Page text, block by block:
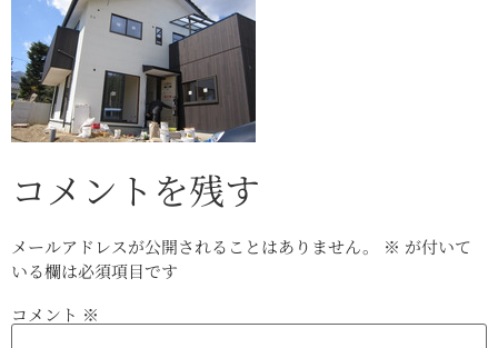
コメントを残す
メールアドレスが公開されることはありません。 ※ が付いて
いる欄は必須項目です
コメント ※